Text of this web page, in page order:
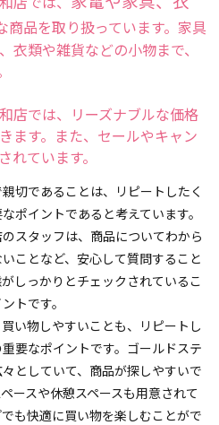
商品を取り扱っています。家具
衣類や雑貨などの小物まで、
店では、リーズナブルな価格
ます。また、セールやキャン
れています。
切であることは、リピートしたく
ポイントであると考えています。
スタッフは、商品についてわから
ことなど、安心して質問すること
しっかりとチェックされているこ
トです。
い物しやすいことも、リピートし
要なポイントです。ゴールドステ
としていて、商品が探しやすいで
ースや休憩スペースも用意されて
も快適に買い物を楽しむことがで